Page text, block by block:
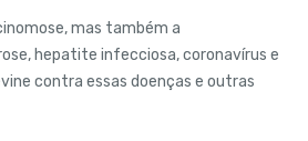
mas também a
hepatite infecciosa, coronavírus e
contra essas doenças e outras